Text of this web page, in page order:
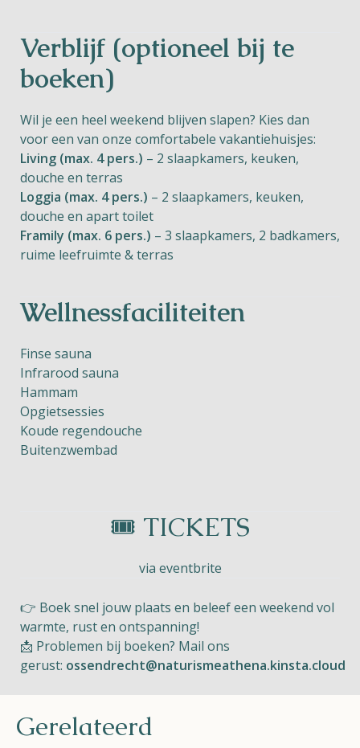
Verblijf (optioneel bij te
boeken)
Wil je een heel weekend blijven slapen? Kies dan
voor een van onze comfortabele vakantiehuisjes:
Living (max. 4 pers.) – 2 slaapkamers, keuken,
douche en terras
Loggia (max. 4 pers.) – 2 slaapkamers, keuken,
douche en apart toilet
Framily (max. 6 pers.) – 3 slaapkamers, 2 badkamers,
ruime leefruimte & terras
Wellnessfaciliteiten
Finse sauna
Infrarood sauna
Hammam
Opgietsessies
Koude regendouche
Buitenzwembad
🎟️ TICKETS
via eventbrite
👉 Boek snel jouw plaats en beleef een weekend vol
warmte, rust en ontspanning!
📩 Problemen bij boeken? Mail ons
gerust: ossendrecht@naturismeathena.kinsta.cloud
Gerelateerd